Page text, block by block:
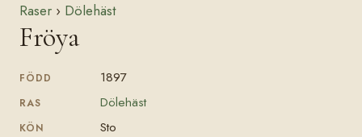
Raser › Dölehäst
Fröya
FÖDD 1897
RAS Dölehäst
KÖN Sto